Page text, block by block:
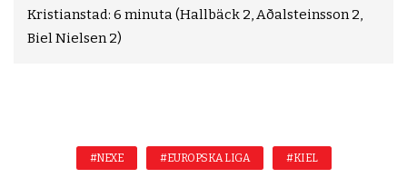
Kristianstad: 6 minuta (Hallbäck 2, Aðalsteinsson 2,
Biel Nielsen 2)
#NEXE #EUROPSKA LIGA #KIEL